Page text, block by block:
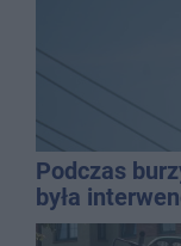
Podczas
była